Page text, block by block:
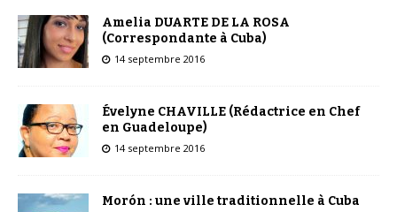
Amelia DUARTE DE LA ROSA
(Correspondante à Cuba)
14 septembre 2016
Évelyne CHAVILLE (Rédactrice en Chef
en Guadeloupe)
14 septembre 2016
Morón : une ville traditionnelle à Cuba